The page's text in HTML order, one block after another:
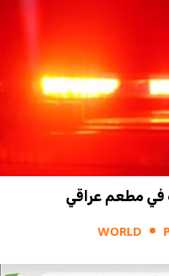
في مطعم عراقي
WORLD